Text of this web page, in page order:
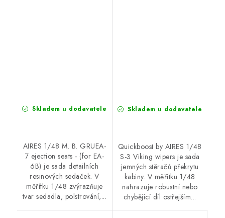
Skladem u dodavatele
AIRES 1/48 M. B. GRUEA-
7 ejection seats - (for EA-
6B) je sada detailních
resinových sedaček. V
měřítku 1/48 zvýrazňuje
tvar sedadla, polstrování,...
Skladem u dodavatele
Quickboost by AIRES 1/48
S-3 Viking wipers je sada
jemných stěračů překrytu
kabiny. V měřítku 1/48
nahrazuje robustní nebo
chybějící díl ostřejším...